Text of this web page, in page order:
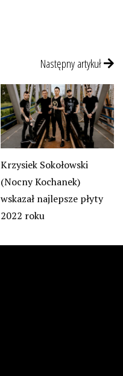
Następny artykuł
Krzysiek Sokołowski
(Nocny Kochanek)
wskazał najlepsze płyty
2022 roku